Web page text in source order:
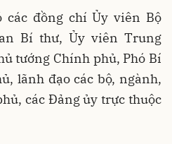
đồng chí Ủy viên Bộ
Bí thư, Ủy viên Trung
tướng Chính phủ, Phó Bí
lãnh đạo các bộ, ngành,
các Đảng ủy trực thuộc